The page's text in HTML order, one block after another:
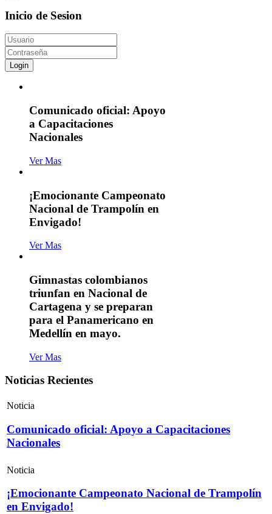
Inicio de Sesion
Login
Comunicado oficial: Apoyo
a Capacitaciones
Nacionales
Ver Mas
¡Emocionante Campeonato
Nacional de Trampolín en
Envigado!
Ver Mas
Gimnastas colombianos
triunfan en Nacional de
Cartagena y se preparan
para el Panamericano en
Medellín en mayo.
Ver Mas
Noticias Recientes
Noticia
Comunicado oficial: Apoyo a Capacitaciones
Nacionales
Noticia
¡Emocionante Campeonato Nacional de Trampolín
en Envigado!